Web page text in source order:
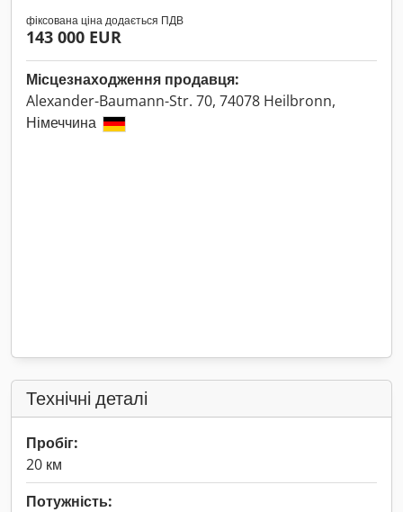
фіксована ціна додається ПДВ
143 000 EUR
Місцезнаходження продавця:
Alexander-Baumann-Str. 70, 74078 Heilbronn,
Німеччина
Технічні деталі
Пробіг:
20 км
Потужність: